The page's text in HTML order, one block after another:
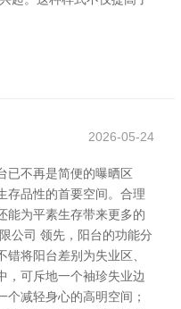
2026-05-24
已不再是简便的曝晒区
存品性的首要空间。合理
能为平素生存带来更多的
公司 领先，阳台的功能分
将阳台差别为失业区、
，可斥地一个袖珍失业边
减轻身心的高明空间；